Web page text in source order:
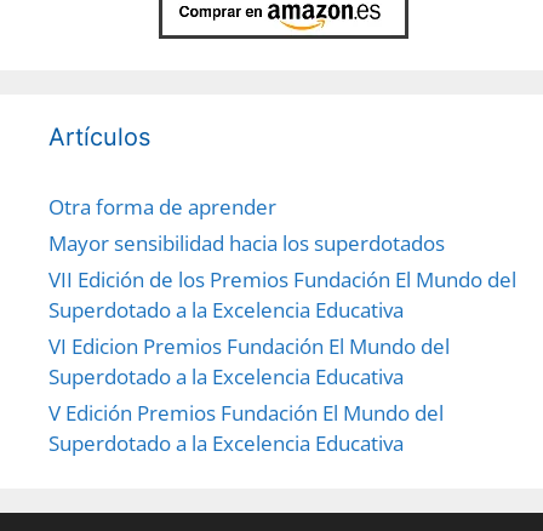
Artículos
Otra forma de aprender
Mayor sensibilidad hacia los superdotados
VII Edición de los Premios Fundación El Mundo del
Superdotado a la Excelencia Educativa
VI Edicion Premios Fundación El Mundo del
Superdotado a la Excelencia Educativa
V Edición Premios Fundación El Mundo del
Superdotado a la Excelencia Educativa